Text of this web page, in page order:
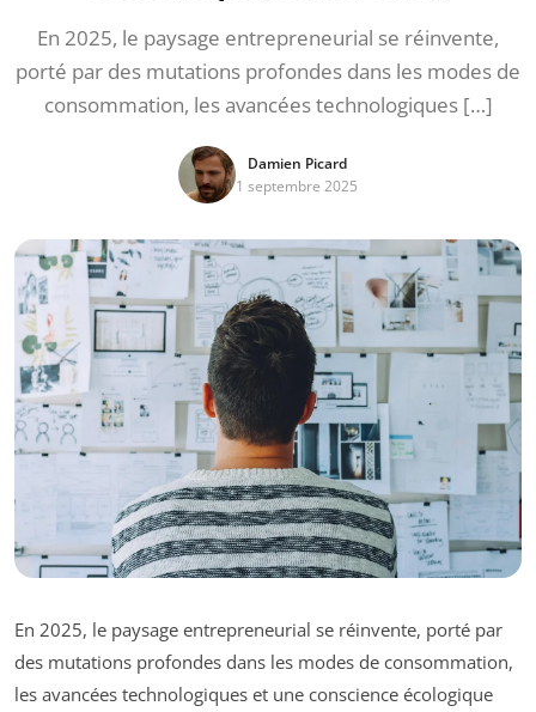
En 2025, le paysage entrepreneurial se réinvente,
porté par des mutations profondes dans les modes de
consommation, les avancées technologiques […]
Damien Picard
1 septembre 2025
En 2025, le paysage entrepreneurial se réinvente, porté par
des mutations profondes dans les modes de consommation,
les avancées technologiques et une conscience écologique